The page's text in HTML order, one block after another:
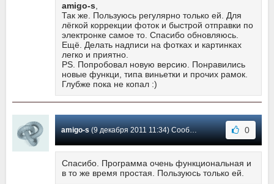
amigo-s
Так же. Пользуюсь регулярно только ей. Для
лёгкой коррекции фоток и быстрой отправки по
электронке самое то. Спасибо обновляюсь.
Ещё. Делать надписи на фотках и картинках
легко и приятно.
PS. Попробовал новую версию. Понравились
новые функци, типа виньетки и прочих рамок.
Глубже пока не копал :)
amigo-s(9 декабря 2011 11:34) Сообщение #2 0
Спасибо. Программа очень функциональная и
в то же время простая. Пользуюсь только ей.